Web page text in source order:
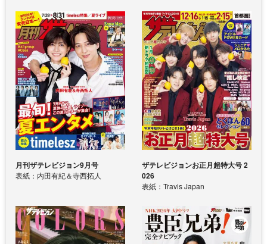
月刊ザテレビジョン9月号
表紙：内田有紀＆寺西拓人
ザテレビジョンお正月超特大号 2
026
表紙：Travis Japan